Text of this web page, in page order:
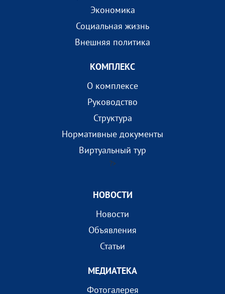
Экономика
Социальная жизнь
Внешняя политика
КОМПЛEКС
О комплексе
Руководство
Структура
Нормативные документы
Виртуальный тур
?>
НОВОСТИ
Новости
Объявления
Статьи
МEДИАТEКА
Фотогалерея